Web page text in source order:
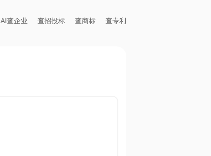
AI查企业 查招投标 查商标 查专利